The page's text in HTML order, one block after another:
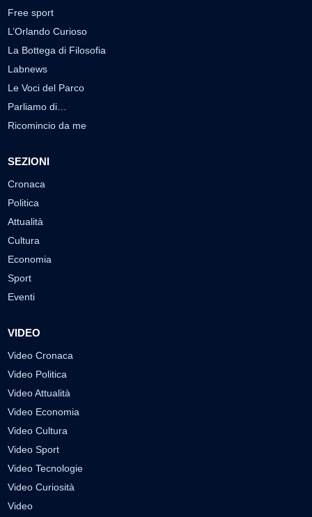
Free sport
L’Orlando Curioso
La Bottega di Filosofia
Labnews
Le Voci del Parco
Parliamo di…
Ricomincio da me
SEZIONI
Cronaca
Politica
Attualità
Cultura
Economia
Sport
Eventi
VIDEO
Video Cronaca
Video Politica
Video Attualità
Video Economia
Video Cultura
Video Sport
Video Tecnologie
Video Curiosità
Video